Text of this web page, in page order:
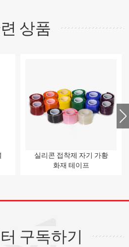
상품
실리콘 접착제 자기 가황
화재 테이프
구독하기